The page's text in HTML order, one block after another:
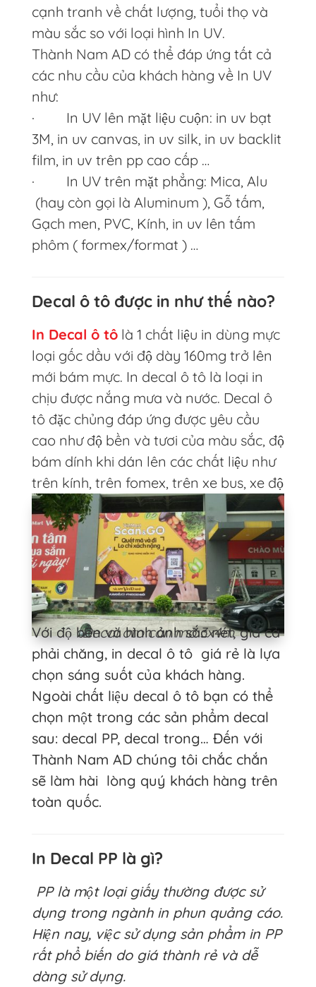
cạnh tranh về chất lượng, tuổi thọ và
màu sắc so với loại hình In UV.
Thành Nam AD có thể đáp ứng tất cả
các nhu cầu của khách hàng về In UV
như:
· In UV lên mặt liệu cuộn: in uv bạt
3M, in uv canvas, in uv silk, in uv backlit
film, in uv trên pp cao cấp …
· In UV trên mặt phẳng: Mica, Alu
(hay còn gọi là Aluminum ), Gỗ tấm,
Gạch men, PVC, Kính, in uv lên tấm
phôm ( formex/format ) …
Decal ô tô được in như thế nào?
In Decal ô tôlà 1 chất liệu in dùng mực
loại gốc dầu với độ dày 160mg trở lên
mới bám mực. In decal ô tô là loại in
chịu được nắng mưa và nước. Decal ô
tô đặc chủng đáp ứng được yêu cầu
cao như độ bền và tươi của màu sắc, độ
bám dính khi dán lên các chất liệu như
trên kính, trên fomex, trên xe bus, xe độ
hoặc thùng xe tải vô cùng tốt .
Decal oto cán mờ 3x4m
Với độ bền và hình ảnh sắc nét, giá cả
phải chăng, in decal ô tô giá rẻ là lựa
chọn sáng suốt của khách hàng.
Ngoài chất liệu decal ô tô bạn có thể
chọn một trong các sản phẩm decal
sau: decal PP, decal trong… Đến với
Thành Nam AD chúng tôi chắc chắn
sẽ làm hài lòng quý khách hàng trên
toàn quốc.
In Decal PP là gì?
PP là một loại giấy thường được sử
dụng trong ngành in phun quảng cáo.
Hiện nay, việc sử dụng sản phẩm in PP
rất phổ biến do giá thành rẻ và dễ
dàng sử dụng.